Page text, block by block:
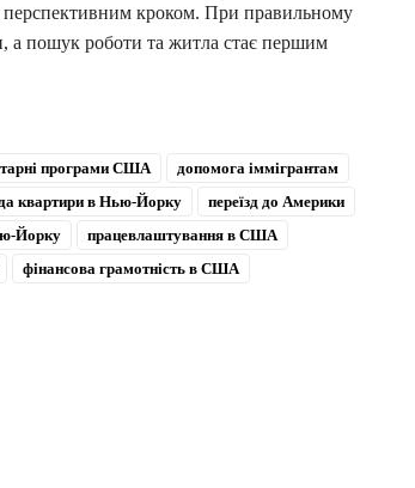
перспективним кроком. При правильному
а пошук роботи та житла стає першим
програми США
допомога іммігрантам
квартири в Нью-Йорку
переїзд до Америки
Йорку
працевлаштування в США
фінансова грамотність в США